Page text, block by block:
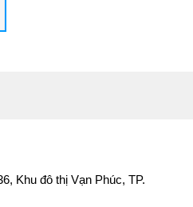
Khu đô thị Vạn Phúc, TP.